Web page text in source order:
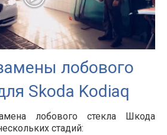
лобового
Skoda Kodiaq
лобового стекла Шкода
стадий: